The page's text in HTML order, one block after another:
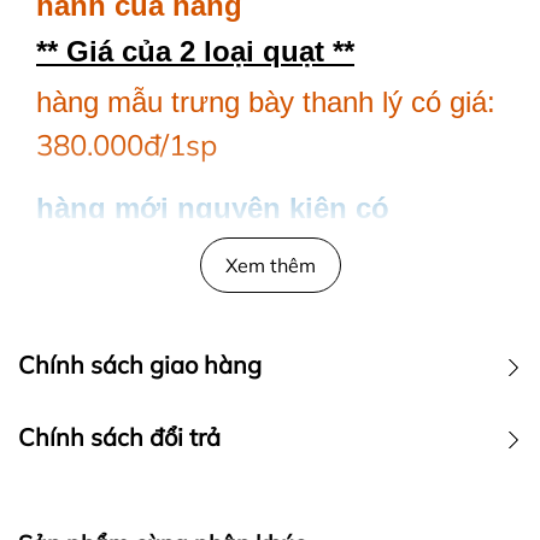
** Giá của 2 loại quạt **
hàng mẫu trưng bày thanh lý có giá:
380.000đ/1sp
hàng mới nguyên kiện có
390.000đ/1sp
Quạt bàn Chinghai TF1499
Thương hiệu: Chinghai
Xuất xứ thương hiệu: Đài Loan
Xem thêm
Chính sách giao hàng
Chính sách đổi trả